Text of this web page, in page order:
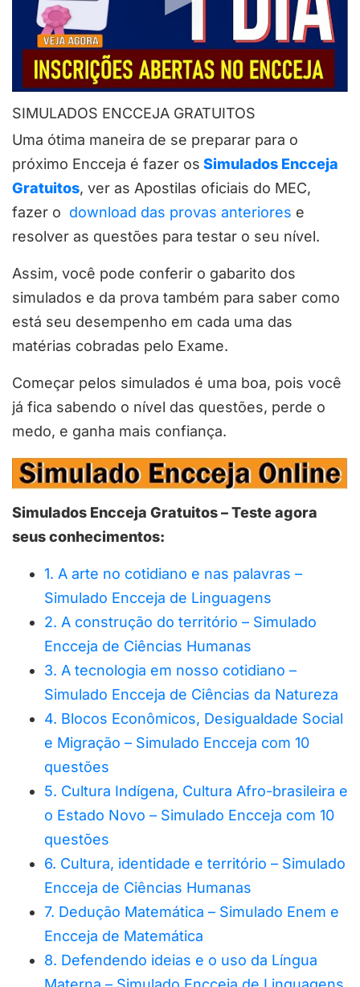
SIMULADOS ENCCEJA GRATUITOS
Uma ótima maneira de se preparar para o
próximo Encceja é fazer os Simulados Encceja
Gratuitos, ver as Apostilas oficiais do MEC,
fazer o download das provas anteriores e
resolver as questões para testar o seu nível.
Assim, você pode conferir o gabarito dos
simulados e da prova também para saber como
está seu desempenho em cada uma das
matérias cobradas pelo Exame.
Começar pelos simulados é uma boa, pois você
já fica sabendo o nível das questões, perde o
medo, e ganha mais confiança.
Simulados Encceja Gratuitos – Teste agora
seus conhecimentos:
1. A arte no cotidiano e nas palavras –
Simulado Encceja de Linguagens
2. A construção do território – Simulado
Encceja de Ciências Humanas
3. A tecnologia em nosso cotidiano –
Simulado Encceja de Ciências da Natureza
4. Blocos Econômicos, Desigualdade Social
e Migração – Simulado Encceja com 10
questões
5. Cultura Indígena, Cultura Afro-brasileira e
o Estado Novo – Simulado Encceja com 10
questões
6. Cultura, identidade e território – Simulado
Encceja de Ciências Humanas
7. Dedução Matemática – Simulado Enem e
Encceja de Matemática
8. Defendendo ideias e o uso da Língua